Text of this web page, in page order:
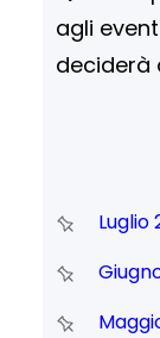
agli
deciderà
Luglio